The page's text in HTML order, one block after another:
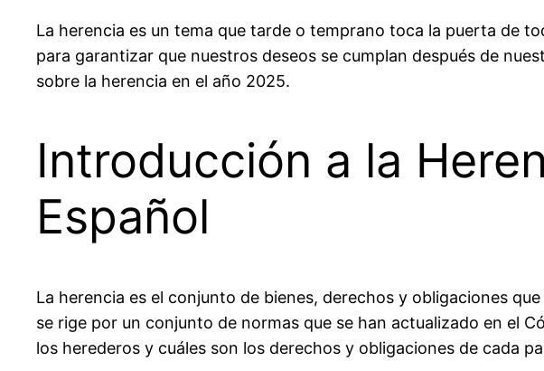
La herencia es un tema que tarde o temprano toca la puerta de
para garantizar que nuestros deseos se cumplan después de
sobre la herencia en el año 2025.
Introducción a la
Español
La herencia es el conjunto de bienes, derechos y obligaciones
se rige por un conjunto de normas que se han actualizado en el
los herederos y cuáles son los derechos y obligaciones de cada